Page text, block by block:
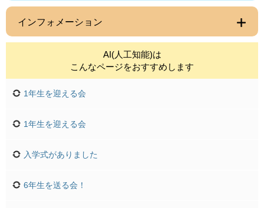
インフォメーション
AI(人工知能)は
こんなページをおすすめします
1年生を迎える会
1年生を迎える会
入学式がありました
6年生を送る会！